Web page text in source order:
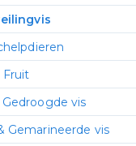
gekookt
levend
Fruit
vis
Gemarineerde vis